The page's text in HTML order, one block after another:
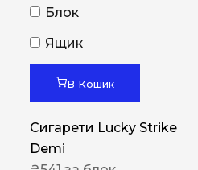
Блок
Ящик
В Кошик
Сигарети Lucky Strike
Demi